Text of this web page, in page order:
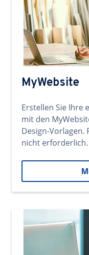
MyWebsite
Erstellen Sie Ihre
mit den
Design-
nicht erforderlich.